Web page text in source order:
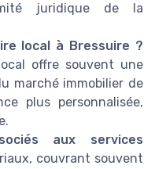
juridique de la
local à Bressuire ?
offre souvent une
marché immobilier de
plus personnalisée,
aux services
couvrant souvent